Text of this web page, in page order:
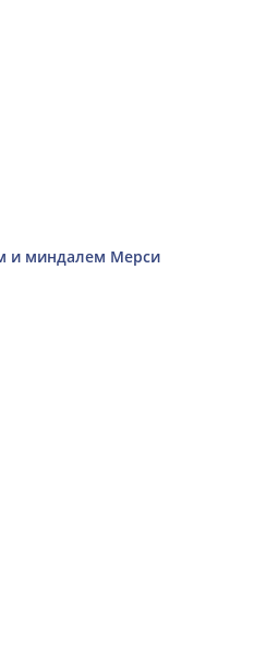
и миндалем Мерси